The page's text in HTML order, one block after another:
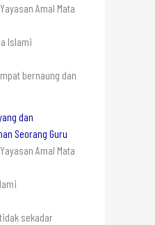
Amal Mata
Islami
bernaung dan
dan
Seorang Guru
Amal Mata
sekadar